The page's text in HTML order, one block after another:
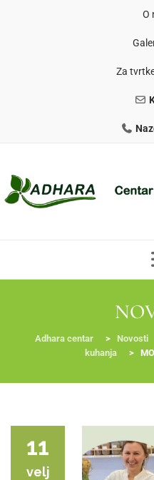
O
Za
PROGRAMI PREHRANE
Adhara centar > Novosti
kuhanja
>
11
velj